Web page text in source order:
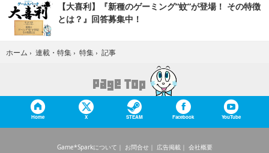
【大喜利】『新種のゲーミング“蚊”が登場！ その特徴
とは？』回答募集中！
ホーム › 連載・特集 › 特集 › 記事
Home X STEAM Facebook YouTube
Game*Sparkについて お問合せ 広告掲載 会社概要